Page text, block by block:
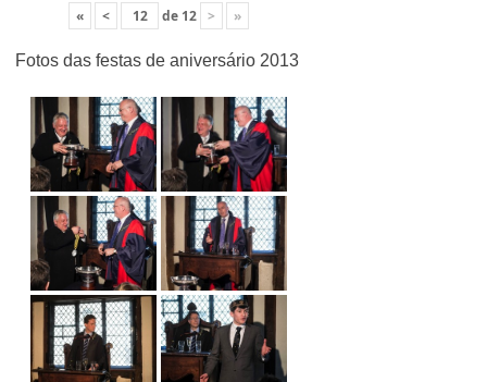
« < de 12 > »
Fotos das festas de aniversário 2013